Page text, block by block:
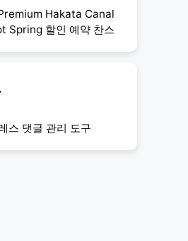
Hakata Canal
Spring 할인 예약 찬스
스 댓글 관리 도구